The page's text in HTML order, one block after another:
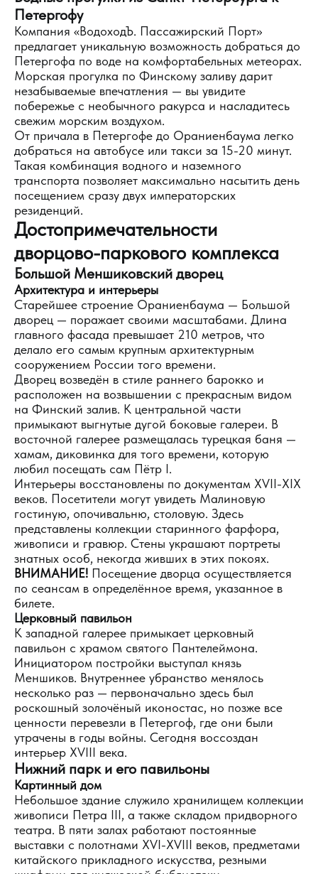
Петергофу
Компания «ВодоходЪ. Пассажирский Порт»
предлагает уникальную возможность добраться до
Петергофа по воде на комфортабельных метеорах.
Морская прогулка по Финскому заливу дарит
незабываемые впечатления — вы увидите
побережье с необычного ракурса и насладитесь
свежим морским воздухом.
От причала в Петергофе до Ораниенбаума легко
добраться на автобусе или такси за 15-20 минут.
Такая комбинация водного и наземного
транспорта позволяет максимально насытить день
посещением сразу двух императорских
резиденций.
Достопримечательности
дворцово-паркового комплекса
Большой Меншиковский дворец
Архитектура и интерьеры
Старейшее строение Ораниенбаума — Большой
дворец — поражает своими масштабами. Длина
главного фасада превышает 210 метров, что
делало его самым крупным архитектурным
сооружением России того времени.
Дворец возведён в стиле раннего барокко и
расположен на возвышении с прекрасным видом
на Финский залив. К центральной части
примыкают выгнутые дугой боковые галереи. В
восточной галерее размещалась турецкая баня —
хамам, диковинка для того времени, которую
любил посещать сам Пётр I.
Интерьеры восстановлены по документам XVII-XIX
веков. Посетители могут увидеть Малиновую
гостиную, опочивальню, столовую. Здесь
представлены коллекции старинного фарфора,
живописи и гравюр. Стены украшают портреты
знатных особ, некогда живших в этих покоях.
ВНИМАНИЕ! Посещение дворца осуществляется
по сеансам в определённое время, указанное в
билете.
Церковный павильон
К западной галерее примыкает церковный
павильон с храмом святого Пантелеймона.
Инициатором постройки выступал князь
Меншиков. Внутреннее убранство менялось
несколько раз — первоначально здесь был
роскошный золочёный иконостас, но позже все
ценности перевезли в Петергоф, где они были
утрачены в годы войны. Сегодня воссоздан
интерьер XVIII века.
Нижний парк и его павильоны
Картинный дом
Небольшое здание служило хранилищем коллекции
живописи Петра III, а также складом придворного
театра. В пяти залах работают постоянные
выставки с полотнами XVI-XVIII веков, предметами
китайского прикладного искусства, резными